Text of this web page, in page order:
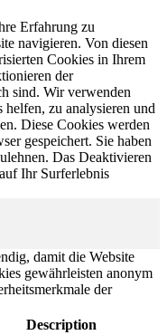
Erfahrung zu
navigieren. Von diesen
Cookies in Ihrem
der
sind. Wir verwenden
zu analysieren und
Diese Cookies werden
gespeichert. Sie haben
Das Deaktivieren
Ihr Surferlebnis
damit die Website
gewährleisten anonym
der
Description